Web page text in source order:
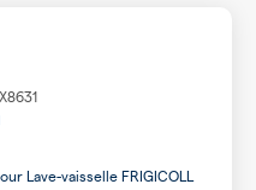
Lave-vaisselle FRIGICOLL